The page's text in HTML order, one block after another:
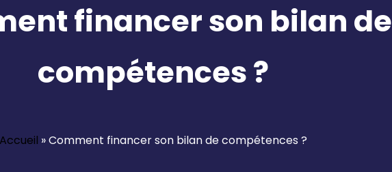
financer son bilan de
compétences ?
Accueil »Comment financer son bilan de compétences ?